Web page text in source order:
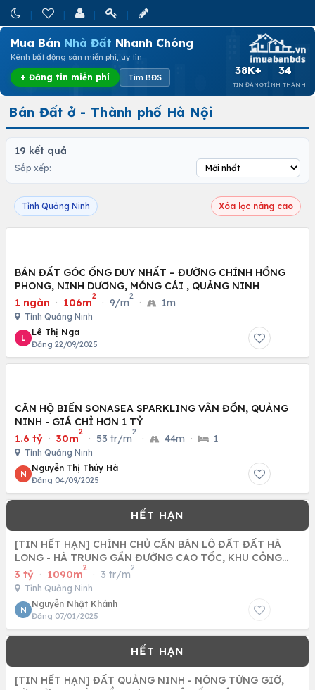
Mua Bán Nhà Đất Nhanh Chóng
Kênh bất động sản miễn phí, uy tín
+ Đăng tin miễn phí Tìm BĐS
38K+
TIN ĐĂNG
34
TỈNH THÀNH
Bán Đất ở - Thành phố Hà Nội
19 kết quả
Sắp xếp:
Tỉnh Quảng Ninh Xóa lọc nâng cao
BÁN ĐẤT GÓC ỐNG DUY NHẤT – ĐƯỜNG CHÍNH HỒNG
PHONG, NINH DƯƠNG, MÓNG CÁI , QUẢNG NINH
1 ngàn · 106m
2
· 9/m
2
· 1m
Tỉnh Quảng Ninh
L
Lê Thị Nga
Đăng 22/09/2025
CĂN HỘ BIỂN SONASEA SPARKLING VÂN ĐỒN, QUẢNG
NINH - GIÁ CHỈ HƠN 1 TỶ
1.6 tỷ · 30m
2
· 53 tr/m
2
· 44m · 1
Tỉnh Quảng Ninh
N
Nguyễn Thị Thúy Hà
Đăng 04/09/2025
[TIN HẾT HẠN] CHÍNH CHỦ CẦN BÁN LÔ ĐẤT ĐẤT HÀ
LONG - HÀ TRUNG GẦN ĐƯỜNG CAO TỐC, KHU CÔNG
NGHIỆP, SÂN GOLF
3 tỷ · 1090m
2
· 3 tr/m
2
Tỉnh Quảng Ninh
N
Nguyễn Nhật Khánh
Đăng 07/01/2025
[TIN HẾT HẠN] ĐẤT QUẢNG NINH - NÓNG TỪNG GIỜ,